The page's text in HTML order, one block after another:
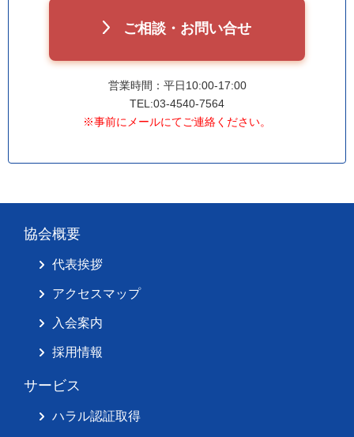
ご相談・お問い合せ
営業時間：平日10:00-17:00
TEL:03-4540-7564
※事前にメールにてご連絡ください。
協会概要
代表挨拶
アクセスマップ
入会案内
採用情報
サービス
ハラル認証取得